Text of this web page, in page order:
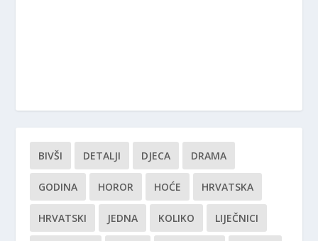
BIVŠI DETALJI DJECA DRAMA
GODINA HOROR HOĆE HRVATSKA
HRVATSKI JEDNA KOLIKO LIJEČNICI